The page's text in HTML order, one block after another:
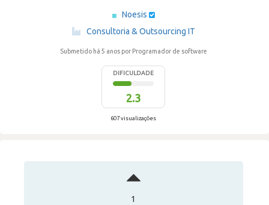
Noesis
·
Consultoria & Outsourcing IT
Submetido há 5 anos por Programador de software
DIFICULDADE
2.3
607 visualizações
1